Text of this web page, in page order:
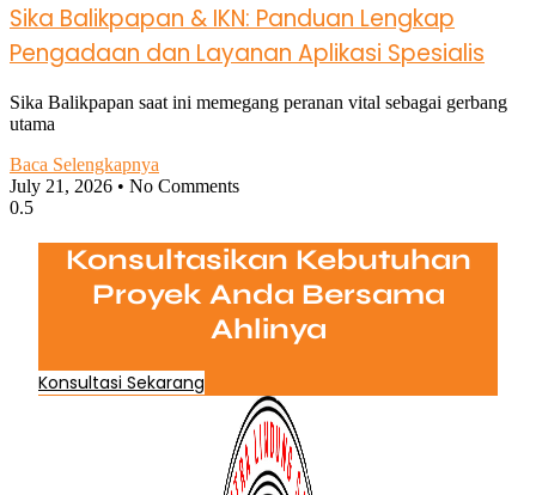
Sika Balikpapan & IKN: Panduan Lengkap
Pengadaan dan Layanan Aplikasi Spesialis
Sika Balikpapan saat ini memegang peranan vital sebagai gerbang
utama
Baca Selengkapnya
July 21, 2026
No Comments
Konsultasikan Kebutuhan
Proyek Anda Bersama
Ahlinya
Konsultasi Sekarang